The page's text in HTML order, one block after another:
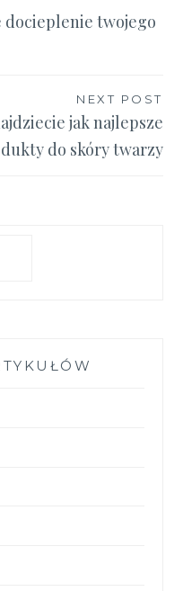
docieplenie twojego
NEXT POST
jak najlepsze
do skóry twarzy